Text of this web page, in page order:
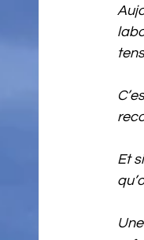
Et